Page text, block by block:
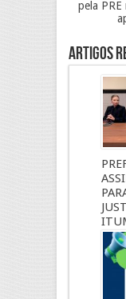
pela
Artigos
16